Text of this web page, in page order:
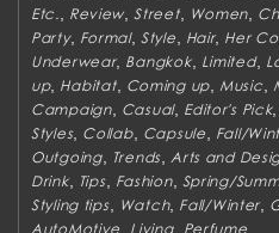
Etc. Review,Street, Women
Party, Formal, Style Hair, Her
Underwear, Bangkok, Limited,
up, Habitat, Coming up, Music
Campaign, Casual, Editor's Pick,
Styles, Collab, Capsule Fall/
Outgoing, Trends Arts and
Drink, Tips, Fashion, Spring/
Styling tips, Watch, Fall/Winter
AutoMotive Living, Perfume